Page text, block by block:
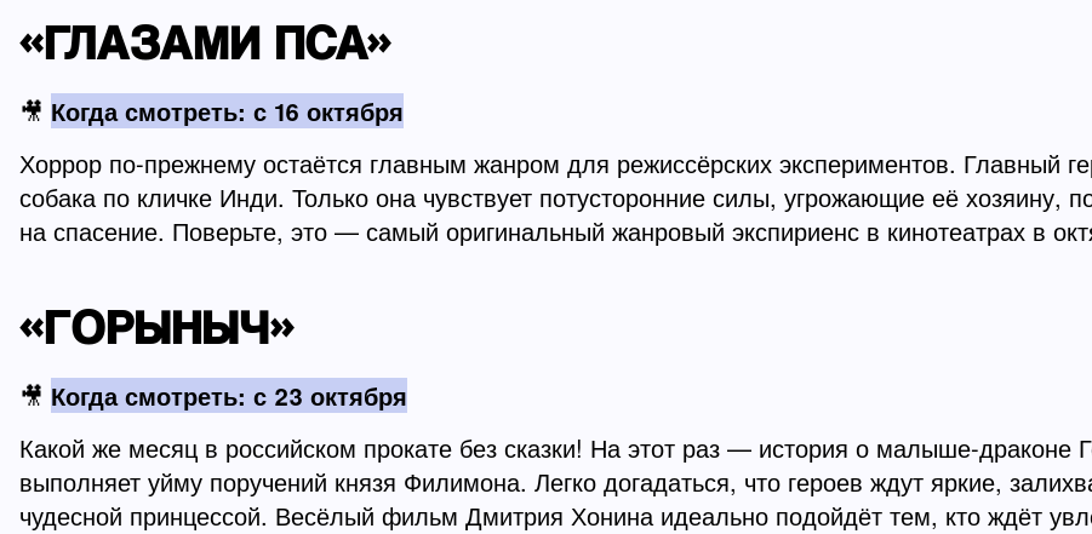
«ГЛАЗАМИ ПСА»
🎥 Когда смотреть: с 16 октября
Хоррор по-прежнему остаётся главным жанром для режиссёрских экспериментов. Главный
собака по кличке Инди. Только она чувствует потусторонние силы, угрожающие её хозяину,
на спасение. Поверьте, это — самый оригинальный жанровый экспириенс в кинотеатрах в
«ГОРЫНЫЧ»
🎥 Когда смотреть: с 23 октября
Какой же месяц в российском прокате без сказки! На этот раз — история о малыше-
выполняет уйму поручений князя Филимона. Легко догадаться, что героев ждут яркие,
чудесной принцессой. Весёлый фильм Дмитрия Хонина идеально подойдёт тем, кто ждёт